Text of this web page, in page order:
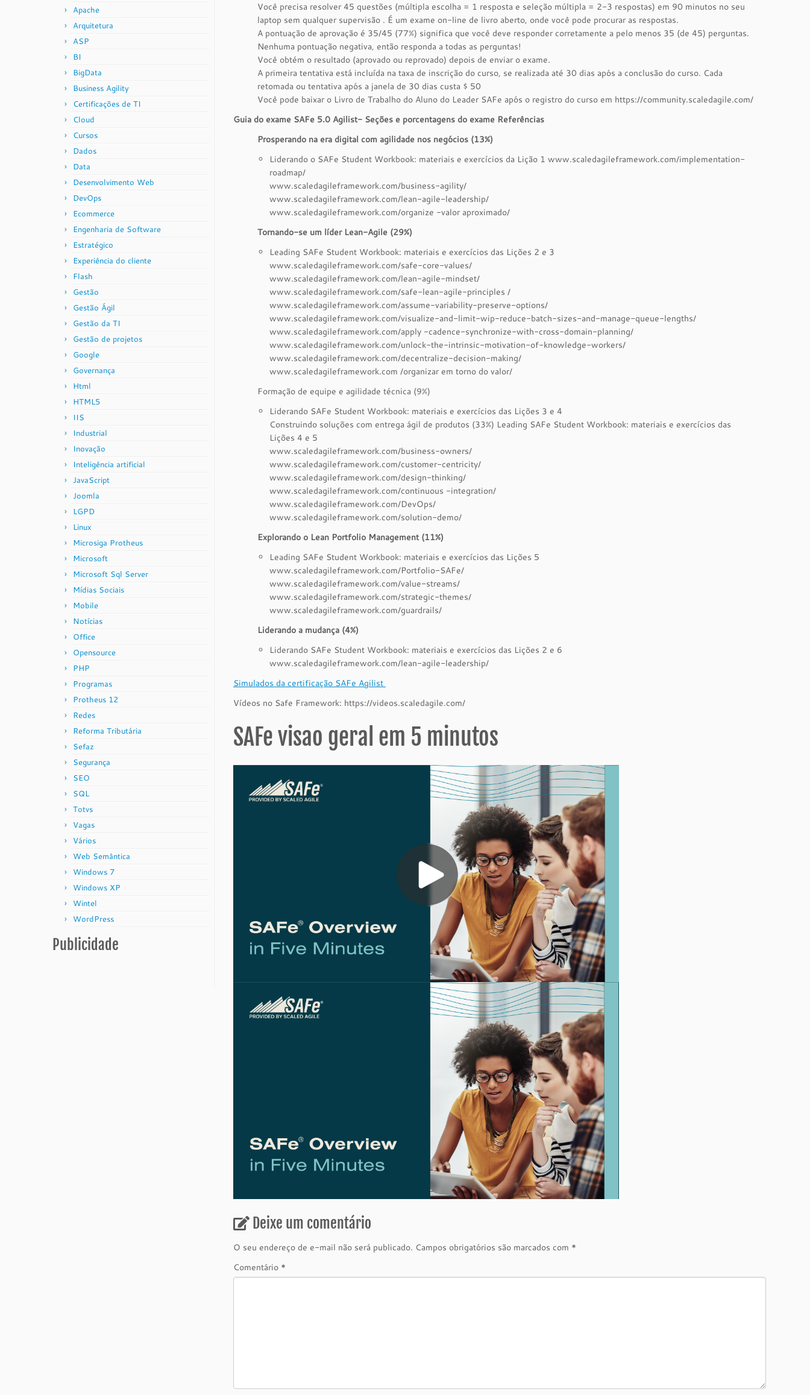
Apache
Arquitetura
ASP
BI
BigData
Business Agility
Certificações de TI
Cloud
Cursos
Dados
Data
Desenvolvimento Web
DevOps
Ecommerce
Engenharia de Software
Estratégico
Experiência do cliente
Flash
Gestão
Gestão Ágil
Gestão da TI
Gestão de projetos
Google
Governança
Html
HTML5
IIS
Industrial
Inovação
Inteligência artificial
JavaScript
Joomla
LGPD
Linux
Microsiga Protheus
Microsoft
Microsoft Sql Server
Mídias Sociais
Mobile
Notícias
Office
Opensource
PHP
Programas
Protheus 12
Redes
Reforma Tributária
Sefaz
Segurança
SEO
SQL
Totvs
Vagas
Vários
Web Semântica
Windows 7
Windows XP
Wintel
WordPress
Publicidade
Você precisa resolver 45 questões (múltipla escolha = 1 resposta e seleção múltipla = 2-3 respostas) em 90 minutos no seu
laptop sem qualquer supervisão . É um exame on-line de livro aberto, onde você pode procurar as respostas.
A pontuação de aprovação é 35/45 (77%) significa que você deve responder corretamente a pelo menos 35 (de 45) perguntas.
Nenhuma pontuação negativa, então responda a todas as perguntas!
Você obtém o resultado (aprovado ou reprovado) depois de enviar o exame.
A primeira tentativa está incluída na taxa de inscrição do curso, se realizada até 30 dias após a conclusão do curso. Cada
retomada ou tentativa após a janela de 30 dias custa $ 50
Você pode baixar o Livro de Trabalho do Aluno do Leader SAFe após o registro do curso em https://community.scaledagile.com/
Guia do exame SAFe 5.0 Agilist- Seções e porcentagens do exame Referências
Prosperando na era digital com agilidade nos negócios (13%)
Liderando o SAFe Student Workbook: materiais e exercícios da Lição 1 www.scaledagileframework.com/implementation-
roadmap/
www.scaledagileframework.com/business-agility/
www.scaledagileframework.com/lean-agile-leadership/
www.scaledagileframework.com/organize -valor aproximado/
Tornando-se um líder Lean-Agile (29%)
Leading SAFe Student Workbook: materiais e exercícios das Lições 2 e 3
www.scaledagileframework.com/safe-core-values/
www.scaledagileframework.com/lean-agile-mindset/
www.scaledagileframework.com/safe-lean-agile-principles /
www.scaledagileframework.com/assume-variability-preserve-options/
www.scaledagileframework.com/visualize-and-limit-wip-reduce-batch-sizes-and-manage-queue-lengths/
www.scaledagileframework.com/apply -cadence-synchronize-with-cross-domain-planning/
www.scaledagileframework.com/unlock-the-intrinsic-motivation-of-knowledge-workers/
www.scaledagileframework.com/decentralize-decision-making/
www.scaledagileframework.com /organizar em torno do valor/
Formação de equipe e agilidade técnica (9%)
Liderando SAFe Student Workbook: materiais e exercícios das Lições 3 e 4
Construindo soluções com entrega ágil de produtos (33%) Leading SAFe Student Workbook: materiais e exercícios das
Lições 4 e 5
www.scaledagileframework.com/business-owners/
www.scaledagileframework.com/customer-centricity/
www.scaledagileframework.com/design-thinking/
www.scaledagileframework.com/continuous -integration/
www.scaledagileframework.com/DevOps/
www.scaledagileframework.com/solution-demo/
Explorando o Lean Portfolio Management (11%)
Leading SAFe Student Workbook: materiais e exercícios das Lições 5
www.scaledagileframework.com/Portfolio-SAFe/
www.scaledagileframework.com/value-streams/
www.scaledagileframework.com/strategic-themes/
www.scaledagileframework.com/guardrails/
Liderando a mudança (4%)
Liderando SAFe Student Workbook: materiais e exercícios das Lições 2 e 6
www.scaledagileframework.com/lean-agile-leadership/
Simulados da certificação SAFe Agilist
Vídeos no Safe Framework: https://videos.scaledagile.com/
SAFe visao geral em 5 minutos
Deixe um comentário
O seu endereço de e-mail não será publicado. Campos obrigatórios são marcados com *
Comentário *